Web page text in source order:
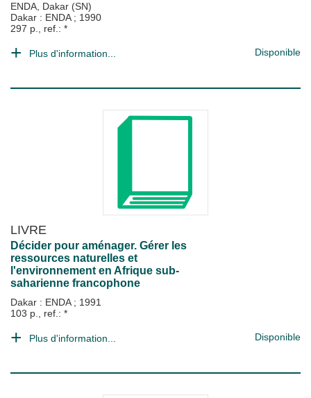
ENDA, Dakar (SN)
Dakar : ENDA ; 1990
297 p., ref.: *
Plus d'information... Disponible
LIVRE
Décider pour aménager. Gérer les
ressources naturelles et
l'environnement en Afrique sub-
saharienne francophone
Dakar : ENDA ; 1991
103 p., ref.: *
Plus d'information... Disponible